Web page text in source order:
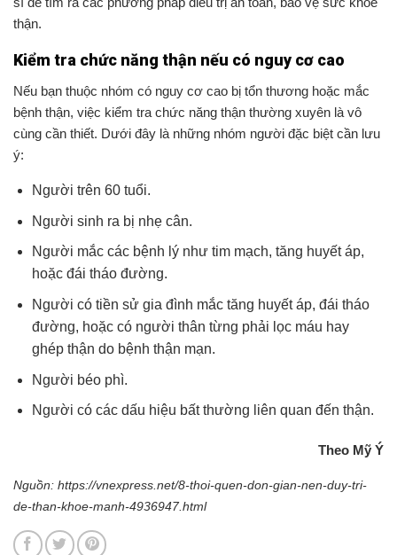
thận.
Kiểm tra chức năng thận nếu có nguy cơ cao
Nếu bạn thuộc nhóm có nguy cơ cao bị tổn thương hoặc mắc
bệnh thận, việc kiểm tra chức năng thận thường xuyên là vô
cùng cần thiết. Dưới đây là những nhóm người đặc biệt cần lưu
ý:
Người trên 60 tuổi.
Người sinh ra bị nhẹ cân.
Người mắc các bệnh lý như tim mạch, tăng huyết áp,
hoặc đái tháo đường.
Người có tiền sử gia đình mắc tăng huyết áp, đái tháo
đường, hoặc có người thân từng phải lọc máu hay
ghép thận do bệnh thận mạn.
Người béo phì.
Người có các dấu hiệu bất thường liên quan đến thận.
Theo Mỹ Ý
Nguồn: https://vnexpress.net/8-thoi-quen-don-gian-nen-duy-tri-
de-than-khoe-manh-4936947.html